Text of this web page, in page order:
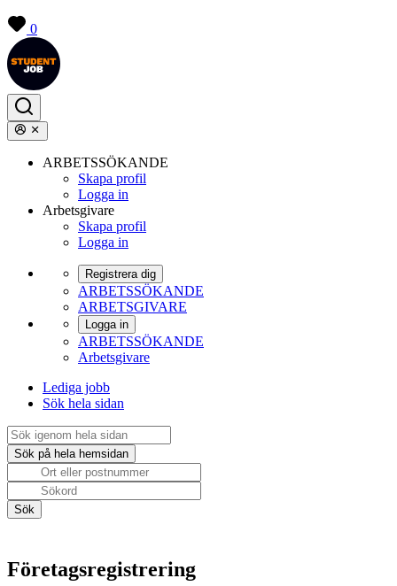
0
ARBETSSÖKANDE
Skapa profil
Logga in
Arbetsgivare
Skapa profil
Logga in
Registrera dig
ARBETSSÖKANDE
ARBETSGIVARE
Logga in
ARBETSSÖKANDE
Arbetsgivare
Lediga jobb
Sök hela sidan
Företagsregistrering